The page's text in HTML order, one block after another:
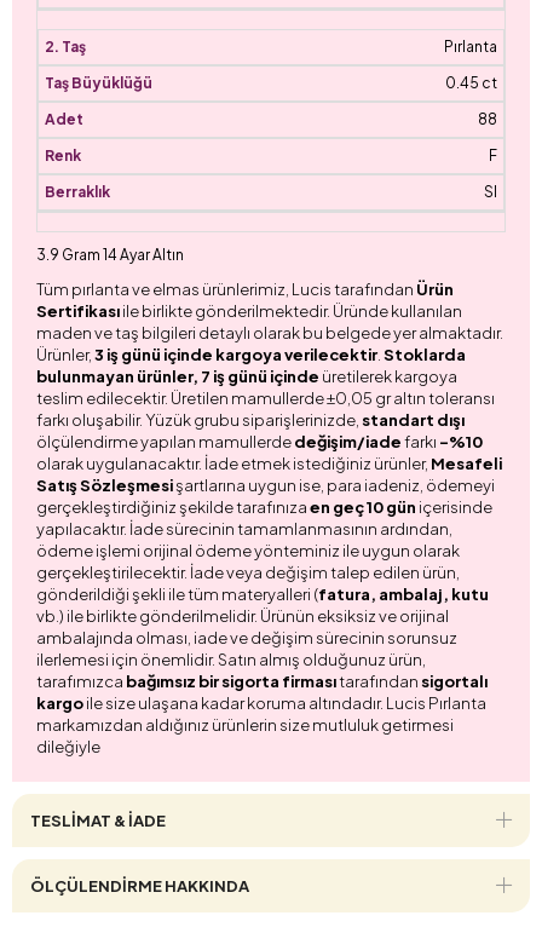
Pırlanta
0.45 ct
88
F
SI
3.9 Gram 14 Ayar Altın
Tüm pırlanta ve elmas ürünlerimiz, Lucis tarafından Ürün
Sertifikasıile birlikte gönderilmektedir. Üründe kullanılan
maden ve taş bilgileri detaylı olarak bu belgede yer almaktadır.
Ürünler,3 iş günü içinde kargoya verilecektir. Stoklarda
bulunmayan ürünler, 7 iş günü içinde üretilerek kargoya
teslim edilecektir. Üretilen mamullerde ±0,05 gr altın toleransı
farkı oluşabilir. Yüzük grubu siparişlerinizde, standart dışı
ölçülendirme yapılan mamullerdedeğişim/iadefarkı -%10
olarak uygulanacaktır. İade etmek istediğiniz ürünler, Mesafeli
Satış Sözleşmesişartlarına uygun ise, para iadeniz, ödemeyi
gerçekleştirdiğiniz şekilde tarafınızaen geç 10 gün içerisinde
yapılacaktır. İade sürecinin tamamlanmasının ardından,
ödeme işlemi orijinal ödeme yönteminiz ile uygun olarak
gerçekleştirilecektir. İade veya değişim talep edilen ürün,
gönderildiği şekli ile tüm materyalleri (fatura, ambalaj, kutu
vb.) ile birlikte gönderilmelidir. Ürünün eksiksiz ve orijinal
ambalajında olması, iade ve değişim sürecinin sorunsuz
ilerlemesi için önemlidir. Satın almış olduğunuz ürün,
tarafımızca bağımsız bir sigorta firmasıtarafından sigortalı
kargoile size ulaşana kadar koruma altındadır. Lucis Pırlanta
markamızdan aldığınız ürünlerin size mutluluk getirmesi
dileğiyle
TESLİMAT & İADE
ÖLÇÜLENDİRME HAKKINDA